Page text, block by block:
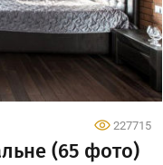
227715
(65 фото)